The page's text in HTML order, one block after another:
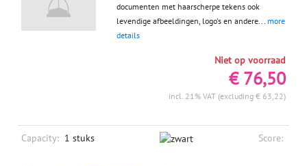
documenten met haarscherpe tekens ook
levendige afbeeldingen, logo's en andere... more
details
Niet op voorraad
€ 76,50
incl. 21% VAT (excluding € 63,22)
Capacity: 1 stuks Score: